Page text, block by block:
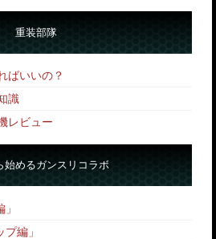
重装部隊
ばいいの？
識
レビュー
始めるガンスリコラボ
編」